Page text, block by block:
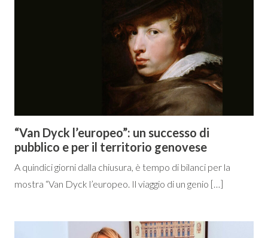
“Van Dyck l’europeo”: un successo di
pubblico e per il territorio genovese
A quindici giorni dalla chiusura, è tempo di bilanci per la
mostra “Van Dyck l’europeo. Il viaggio di un genio […]